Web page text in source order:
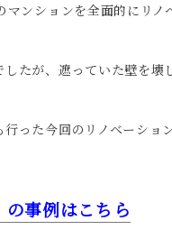
ンションを全面的にリ
たが、遮っていた壁を壊
った今回のリノベーション
事例はこちら